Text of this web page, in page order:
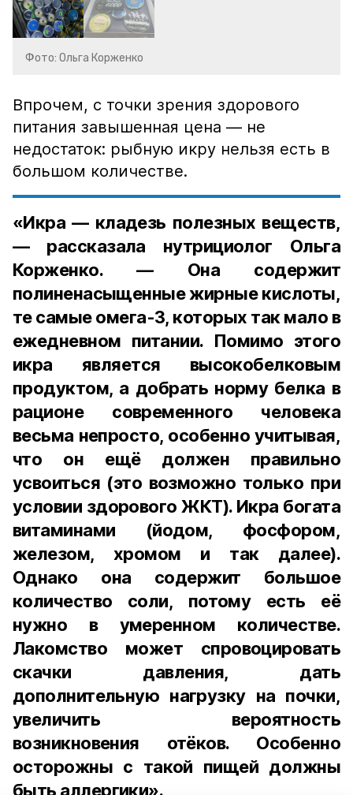
Фото: Ольга Корженко
Впрочем, с точки зрения здорового
питания завышенная цена — не
недостаток: рыбную икру нельзя есть в
большом количестве.
«Икра — кладезь полезных веществ,
— рассказала нутрициолог Ольга
Корженко. — Она содержит
полиненасыщенные жирные кислоты,
те самые омега-3, которых так мало в
ежедневном питании. Помимо этого
икра является высокобелковым
продуктом, а добрать норму белка в
рационе современного человека
весьма непросто, особенно учитывая,
что он ещё должен правильно
усвоиться (это возможно только при
условии здорового ЖКТ). Икра богата
витаминами (йодом, фосфором,
железом, хромом и так далее).
Однако она содержит большое
количество соли, потому есть её
нужно в умеренном количестве.
Лакомство может спровоцировать
скачки давления, дать
дополнительную нагрузку на почки,
увеличить вероятность
возникновения отёков. Особенно
осторожны с такой пищей должны
быть аллергики».